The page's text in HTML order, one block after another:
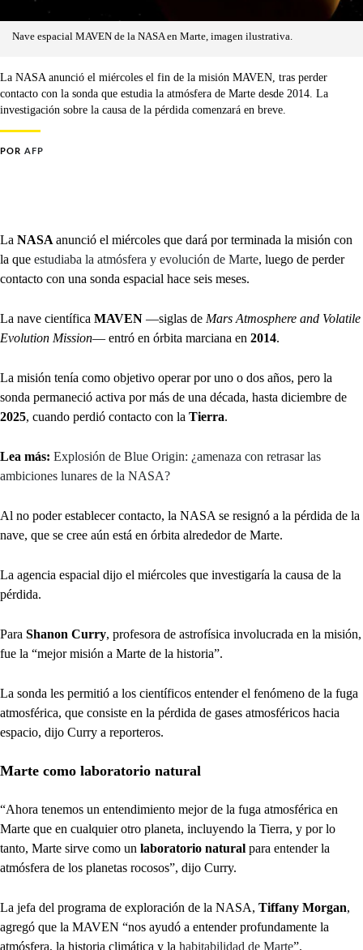
Nave espacial MAVEN de la NASA en Marte, imagen ilustrativa.
La NASA anunció el miércoles el fin de la misión MAVEN, tras perder
contacto con la sonda que estudia la atmósfera de Marte desde 2014. La
investigación sobre la causa de la pérdida comenzará en breve.
POR AFP
La NASA anunció el miércoles que dará por terminada la misión con
la que estudiaba la atmósfera y evolución de Marte, luego de perder
contacto con una sonda espacial hace seis meses.
La nave científica MAVEN —siglas de Mars Atmosphere and Volatile
Evolution Mission— entró en órbita marciana en 2014.
La misión tenía como objetivo operar por uno o dos años, pero la
sonda permaneció activa por más de una década, hasta diciembre de
2025, cuando perdió contacto con la Tierra.
Lea más: Explosión de Blue Origin: ¿amenaza con retrasar las
ambiciones lunares de la NASA?
Al no poder establecer contacto, la NASA se resignó a la pérdida de la
nave, que se cree aún está en órbita alrededor de Marte.
La agencia espacial dijo el miércoles que investigaría la causa de la
pérdida.
Para Shanon Curry, profesora de astrofísica involucrada en la misión,
fue la “mejor misión a Marte de la historia”.
La sonda les permitió a los científicos entender el fenómeno de la fuga
atmosférica, que consiste en la pérdida de gases atmosféricos hacia
espacio, dijo Curry a reporteros.
Marte como laboratorio natural
“Ahora tenemos un entendimiento mejor de la fuga atmosférica en
Marte que en cualquier otro planeta, incluyendo la Tierra, y por lo
tanto, Marte sirve como un laboratorio natural para entender la
atmósfera de los planetas rocosos”, dijo Curry.
La jefa del programa de exploración de la NASA, Tiffany Morgan,
agregó que la MAVEN “nos ayudó a entender profundamente la
atmósfera, la historia climática y la habitabilidad de Marte”.